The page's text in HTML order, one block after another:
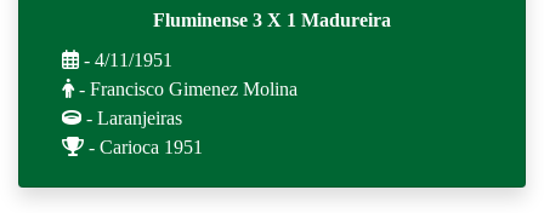
Fluminense 3 X 1 Madureira
- 4/11/1951
- Francisco Gimenez Molina
- Laranjeiras
- Carioca 1951